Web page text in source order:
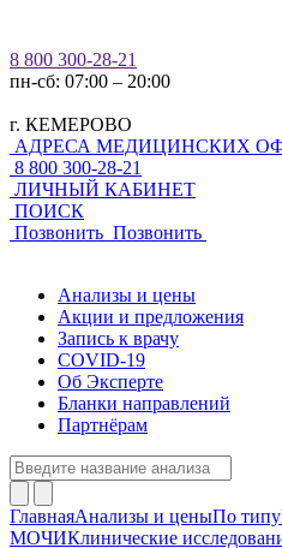
8 800 300-28-21
пн-сб: 07:00 – 20:00
г. КЕМЕРОВО
АДРЕСА МЕДИЦИНСКИХ
8 800 300-28-21
ЛИЧНЫЙ КАБИНЕТ
ПОИСК
Позвонить Позвонить
Анализы и цены
Акции и предложения
Запись к врачу
COVID-19
Об Эксперте
Бланки направлений
Партнёрам
ГлавнаяАнализы и ценыПо типу
МОЧИКлинические